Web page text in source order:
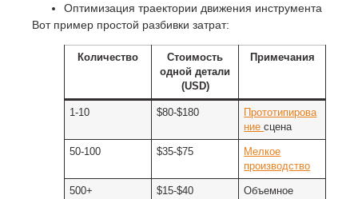
Оптимизация траектории движения инструмента
Вот пример простой разбивки затрат:
Количество
Стоимость
одной детали
(USD)
Примечания
1-10 $80-$180
Прототипирова
ниесцена
50-100 $35-$75
Мелкое
производство
500+ $15-$40
Объемное